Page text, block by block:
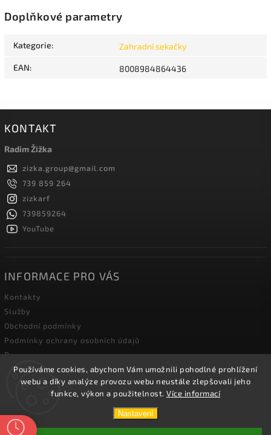
Používáme cookies, abychom Vám umožnili pohodlné prohlížení
webu a díky analýze provozu webu neustále zlepšovali jeho
funkce, výkon a použitelnost. Více informací
Nastavení
Doplňkové parametry
Kategorie: Zahradní sekačky
EAN: 8008984864436
KONTAKT
Radim Žižka
zizka.group@gmail.com
739 859 264
zizkarf
739859264
YouTube
INFORMACE PRO VÁS
Kontakty
Služby
Obchodní podmínky
Podmínky ochrany osobních údajů
Doprava
Blog zahradní techniky
Žižka R&F s.r.o.. Všechna práva vyhrazena.
Shoptet